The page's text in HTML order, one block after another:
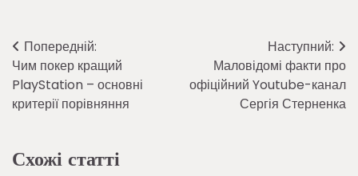
Навігація
записів
Попередній:
Чим покер кращий
PlayStation – основні
критерії порівняння
Наступний:
Маловідомі факти про
офіційний Youtube-канал
Сергія Стерненка
Схожі статті